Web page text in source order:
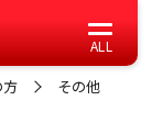
その他